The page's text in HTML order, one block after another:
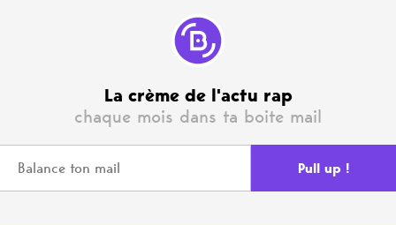
La crème de l'actu rap
chaque mois dans ta boite mail